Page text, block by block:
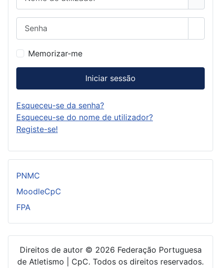
Memorizar-me
Iniciar sessão
Esqueceu-se da senha?
Esqueceu-se do nome de utilizador?
Registe-se!
PNMC
MoodleCpC
FPA
Direitos de autor © 2026 Federação Portuguesa
de Atletismo | CpC. Todos os direitos reservados.